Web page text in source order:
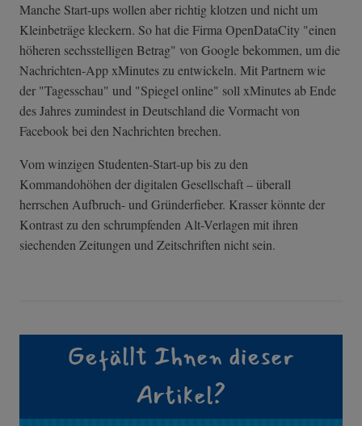
Manche Start-ups wollen aber richtig klotzen und nicht um
Kleinbeträge kleckern. So hat die Firma OpenDataCity "einen
höheren sechsstelligen Betrag" von Google bekommen, um die
Nachrichten-App xMinutes zu entwickeln. Mit Partnern wie
der "Tagesschau" und "Spiegel online" soll xMinutes ab Ende
des Jahres zumindest in Deutschland die Vormacht von
Facebook bei den Nachrichten brechen.
Vom winzigen Studenten-Start-up bis zu den
Kommandohöhen der digitalen Gesellschaft – überall
herrschen Aufbruch- und Gründerfieber. Krasser könnte der
Kontrast zu den schrumpfenden Alt-Verlagen mit ihren
siechenden Zeitungen und Zeitschriften nicht sein.
Gefällt Ihnen dieser
Artikel?